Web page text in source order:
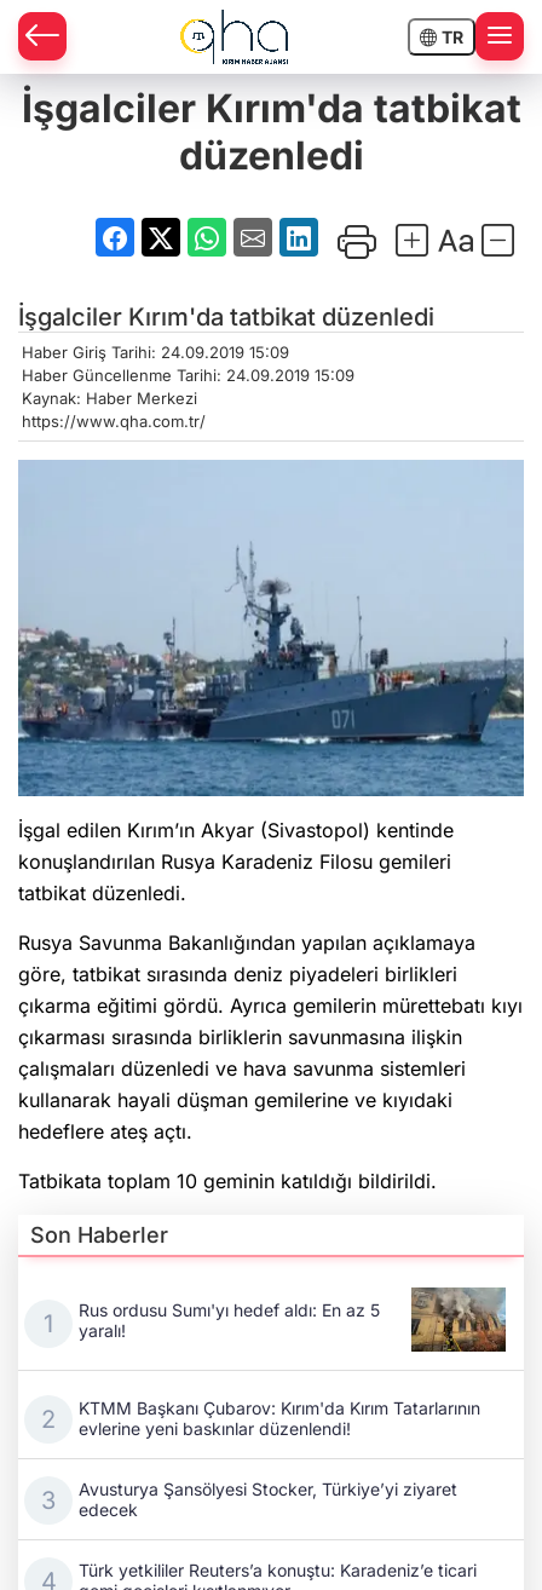
TR
İşgalciler Kırım'da tatbikat
düzenledi
İşgalciler Kırım'da tatbikat düzenledi
Haber Giriş Tarihi: 24.09.2019 15:09
Haber Güncellenme Tarihi: 24.09.2019 15:09
Kaynak: Haber Merkezi
https://www.qha.com.tr/
İşgal edilen Kırım’ın Akyar (Sivastopol) kentinde
konuşlandırılan Rusya Karadeniz Filosu gemileri
tatbikat düzenledi.
Rusya Savunma Bakanlığından yapılan açıklamaya
göre, tatbikat sırasında deniz piyadeleri birlikleri
çıkarma eğitimi gördü. Ayrıca gemilerin mürettebatı kıyı
çıkarması sırasında birliklerin savunmasına ilişkin
çalışmaları düzenledi ve hava savunma sistemleri
kullanarak hayali düşman gemilerine ve kıyıdaki
hedeflere ateş açtı.
Tatbikata toplam 10 geminin katıldığı bildirildi.
Son Haberler
Rus ordusu Sumı'yı hedef aldı: En az 5
yaralı!
KTMM Başkanı Çubarov: Kırım'da Kırım Tatarlarının
evlerine yeni baskınlar düzenlendi!
Avusturya Şansölyesi Stocker, Türkiye’yi ziyaret
edecek
Türk yetkililer Reuters’a konuştu: Karadeniz’e ticari